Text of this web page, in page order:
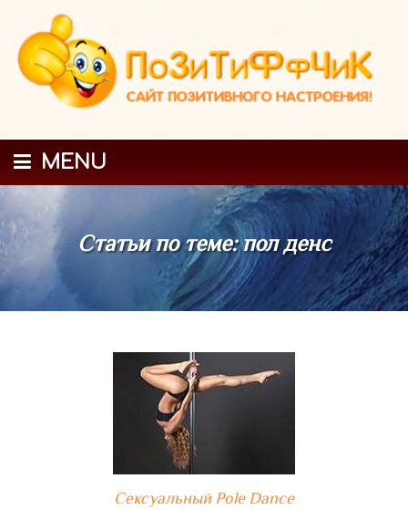
MENU
Статьи по теме: пол денс
Сексуальный Pole Dance